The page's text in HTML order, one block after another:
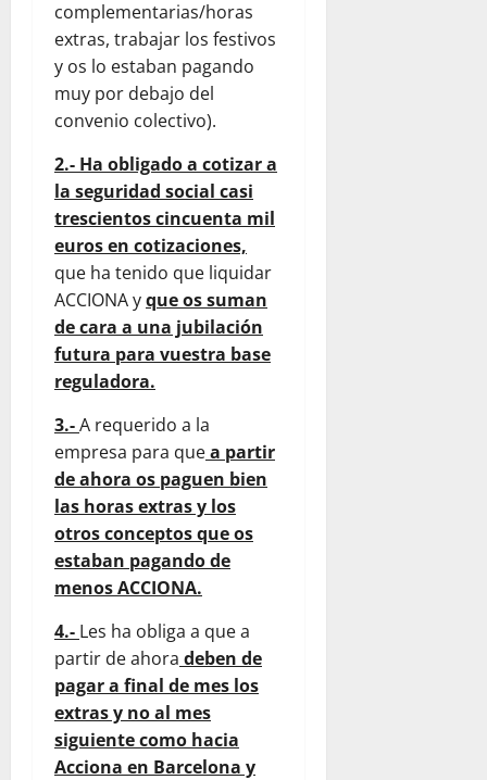
complementarias/horas
extras, trabajar los festivos
y os lo estaban pagando
muy por debajo del
convenio colectivo).
2.- Ha obligado a cotizar a
la seguridad social casi
trescientos cincuenta mil
euros en cotizaciones,
que ha tenido que liquidar
ACCIONA yque os suman
de cara a una jubilación
futura para vuestra base
reguladora.
3.-A requerido a la
empresa para quea partir
de ahora os paguen bien
las horas extras y los
otros conceptos que os
estaban pagando de
menos ACCIONA.
4.- Les ha obliga a que a
partir de ahora deben de
pagar a final de mes los
extras y no al mes
siguiente como hacia
Acciona en Barcelona y